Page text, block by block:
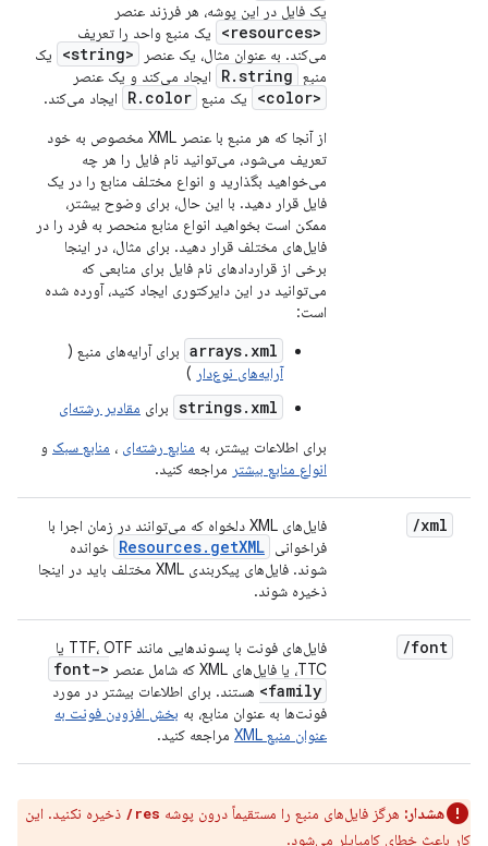
یک فایل در این پوشه، هر فرزند عنصر
<resources>
یک منبع واحد را تعریف
می‌کند. به عنوان مثال، یک عنصر
<string>
یک
منبع R.string ایجاد می‌کند و یک عنصر
<color> یک منبع R.color
ایجاد می‌کند.
از آنجا که هر منبع با عنصر XML مخصوص به خود
تعریف می‌شود، می‌توانید نام فایل را هر چه
می‌خواهید بگذارید و انواع مختلف منابع را در یک
فایل قرار دهید. با این حال، برای وضوح بیشتر،
ممکن است بخواهید انواع منابع منحصر به فرد را در
فایل‌های مختلف قرار دهید. برای مثال، در اینجا
برخی از قراردادهای نام فایل برای منابعی که
می‌توانید در این دایرکتوری ایجاد کنید، آورده شده
است:
arrays.xml برای آرایه‌های منبع (
آرایه‌های نوع‌دار )
strings.xml برای مقادیر رشته‌ای
برای اطلاعات بیشتر، به منابع رشته‌ای ، منابع سبک و
انواع منابع بیشتر مراجعه کنید.
xml
/
فایل‌های XML دلخواه که می‌توانند در زمان اجرا با
فراخوانی
Resources. getXML
خوانده
شوند. فایل‌های پیکربندی XML مختلف باید در اینجا
ذخیره شوند.
font
/
فایل‌های فونت با پسوندهایی مانند TTF، OTF یا
TTC، یا فایل‌های XML که شامل عنصر
<font-
family>
هستند. برای اطلاعات بیشتر در مورد
فونت‌ها به عنوان منابع، به بخش افزودن فونت به
عنوان منبع XML
مراجعه کنید.
هشدار: هرگز فایل‌های منبع را مستقیماً درون پوشه res/
ذخیره نکنید. این
کار باعث خطای کامپایلر می‌شود.